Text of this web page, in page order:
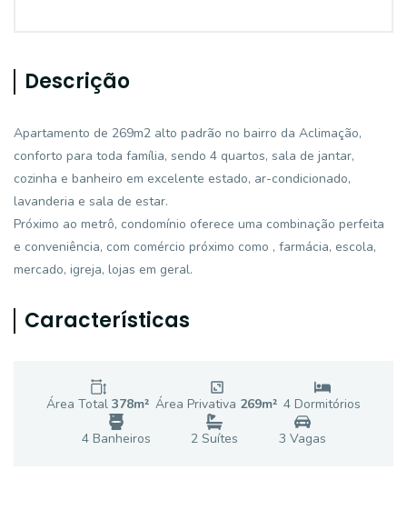
Descrição
Apartamento de 269m2 alto padrão no bairro da Aclimação,
conforto para toda família, sendo 4 quartos, sala de jantar,
cozinha e banheiro em excelente estado, ar-condicionado,
lavanderia e sala de estar.
Próximo ao metrô, condomínio oferece uma combinação perfeita
e conveniência, com comércio próximo como , farmácia, escola,
mercado, igreja, lojas em geral.
Características
Área Total 378m² Área Privativa 269m² 4 Dormitórios
4Banheiros 2 Suítes 3 Vagas